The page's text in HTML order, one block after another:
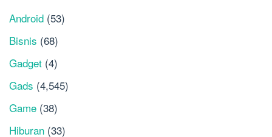
Android (53)
Bisnis (68)
Gadget (4)
Gads (4,545)
Game (38)
Hiburan (33)